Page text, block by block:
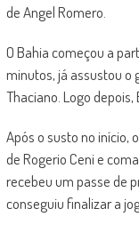
de Angel Romero.
O Bahia começou a
minutos, já assustou o
Thaciano. Logo
Após o susto no início,
de Rogerio Ceni e
recebeu um passe de
conseguiu finalizar a